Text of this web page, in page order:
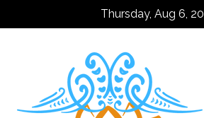
Thursday, Aug 6,